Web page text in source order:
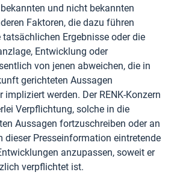
und nicht bekannten
Faktoren, die dazu führen
tatsächlichen Ergebnisse oder die
Entwicklung oder
von jenen abweichen, die in
gerichteten Aussagen
impliziert werden. Der RENK-Konzern
Verpflichtung, solche in die
Aussagen fortzuschreiben oder an
dieser Presseinformation eintretende
anzupassen, soweit er
verpflichtet ist.